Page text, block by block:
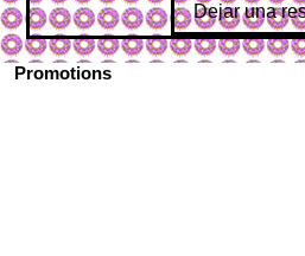
Dejar una
Promotions